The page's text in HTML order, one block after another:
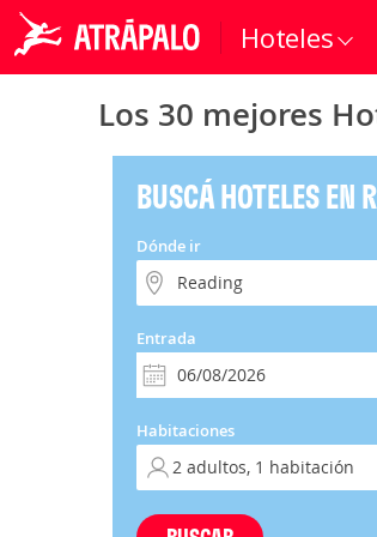
Hoteles
Los 30 mejores
BUSCÁ HOTELES EN
Dónde ir
Entrada
Habitaciones